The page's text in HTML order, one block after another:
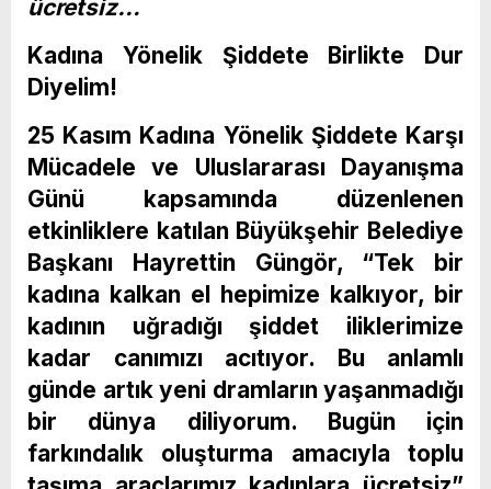
ücretsiz…
Kadına Yönelik Şiddete Birlikte Dur
Diyelim!
25 Kasım Kadına Yönelik Şiddete Karşı
Mücadele ve Uluslararası Dayanışma
Günü kapsamında düzenlenen
etkinliklere katılan Büyükşehir Belediye
Başkanı Hayrettin Güngör, “Tek bir
kadına kalkan el hepimize kalkıyor, bir
kadının uğradığı şiddet iliklerimize
kadar canımızı acıtıyor. Bu anlamlı
günde artık yeni dramların yaşanmadığı
bir dünya diliyorum. Bugün için
farkındalık oluşturma amacıyla toplu